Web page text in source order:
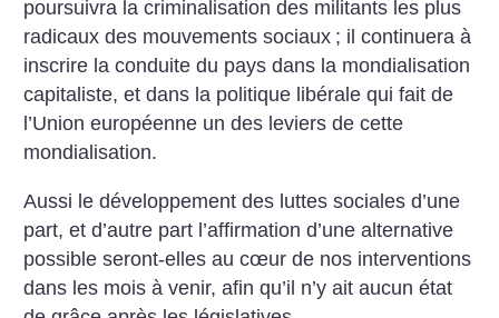
poursuivra la criminalisation des militants les plus
radicaux des mouvements sociaux ; il continuera à
inscrire la conduite du pays dans la mondialisation
capitaliste, et dans la politique libérale qui fait de
l’Union européenne un des leviers de cette
mondialisation.
Aussi le développement des luttes sociales d’une
part, et d’autre part l’affirmation d’une alternative
possible seront-elles au cœur de nos interventions
dans les mois à venir, afin qu’il n’y ait aucun état